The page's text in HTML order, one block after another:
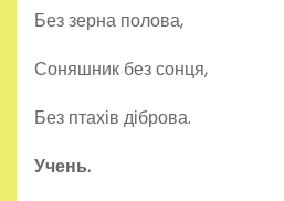
Без зерна полова,
Соняшник без сонця,
Без птахів діброва.
Учень.